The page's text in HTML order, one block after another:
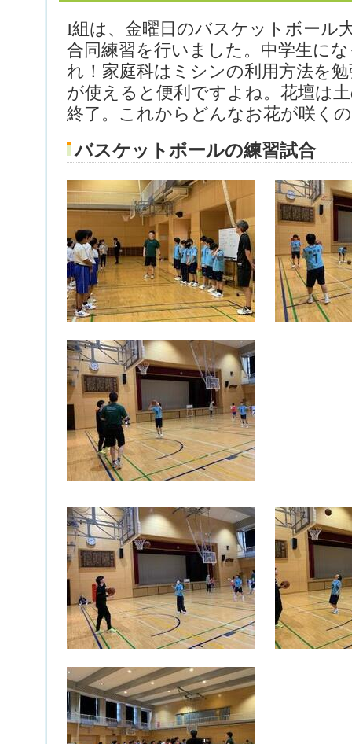
I組は、金曜日のバスケットボール
合同練習を行いました。中学生に
れ！家庭科はミシンの利用方法を
が使えると便利ですよね。花壇は
終了。これからどんなお花が咲く
バスケットボールの練習試合